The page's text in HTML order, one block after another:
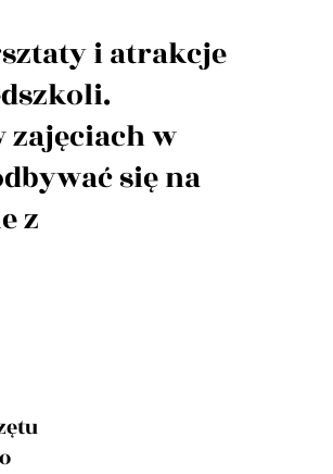
i atrakcje
zajęciach w
się na
z